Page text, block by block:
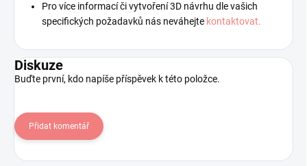
Pro více informací či vytvoření 3D návrhu dle vašich
specifických požadavků nás neváhejte kontaktovat.
Diskuze
Buďte první, kdo napíše příspěvek k této položce.
Přidat komentář